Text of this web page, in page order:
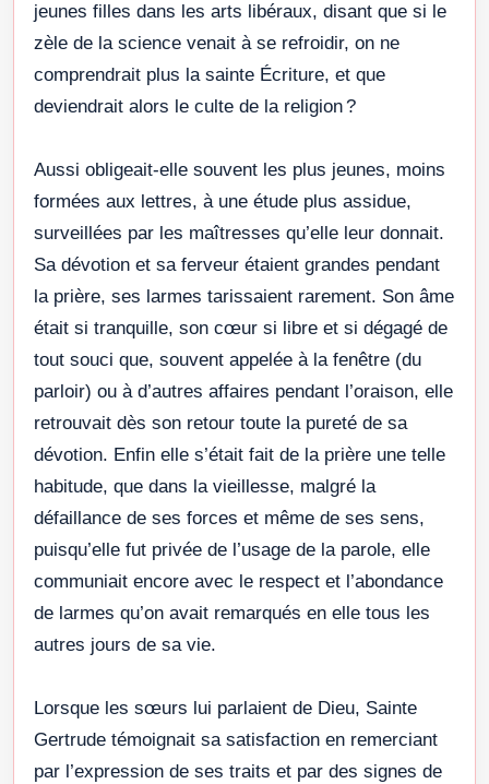
jeunes filles dans les arts libéraux, disant que si le
zèle de la science venait à se refroidir, on ne
comprendrait plus la sainte Écriture, et que
deviendrait alors le culte de la religion ?
Aussi obligeait-elle souvent les plus jeunes, moins
formées aux lettres, à une étude plus assidue,
surveillées par les maîtresses qu’elle leur donnait.
Sa dévotion et sa ferveur étaient grandes pendant
la prière, ses larmes tarissaient rarement. Son âme
était si tranquille, son cœur si libre et si dégagé de
tout souci que, souvent appelée à la fenêtre (du
parloir) ou à d’autres affaires pendant l’oraison, elle
retrouvait dès son retour toute la pureté de sa
dévotion. Enfin elle s’était fait de la prière une telle
habitude, que dans la vieillesse, malgré la
défaillance de ses forces et même de ses sens,
puisqu’elle fut privée de l’usage de la parole, elle
communiait encore avec le respect et l’abondance
de larmes qu’on avait remarqués en elle tous les
autres jours de sa vie.
Lorsque les sœurs lui parlaient de Dieu, Sainte
Gertrude témoignait sa satisfaction en remerciant
par l’expression de ses traits et par des signes de